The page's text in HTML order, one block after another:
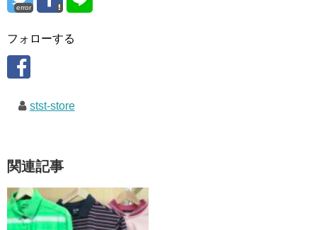
error
フォローする
stst-store
関連記事